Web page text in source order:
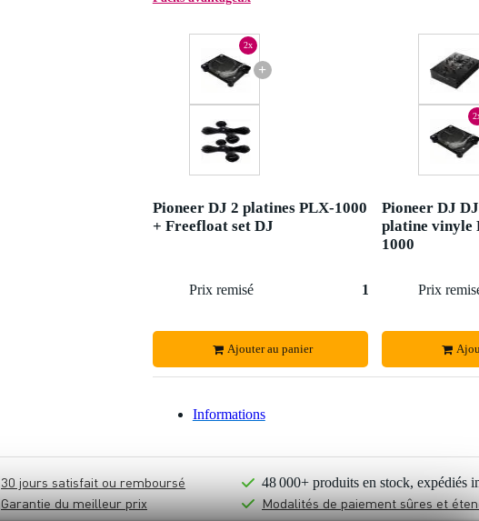
+
2x
Pioneer DJ 2 platines PLX-1000
+ Freefloat set DJ
Prix remisé 1 527 €
Ajouter au panier
Pioneer DJ
platine vinyle
1000
Prix
Informations
30 jours satisfait ou remboursé
Garantie du meilleur prix
48 000+ produits en stock, expédiés
Modalités de paiement sûres et